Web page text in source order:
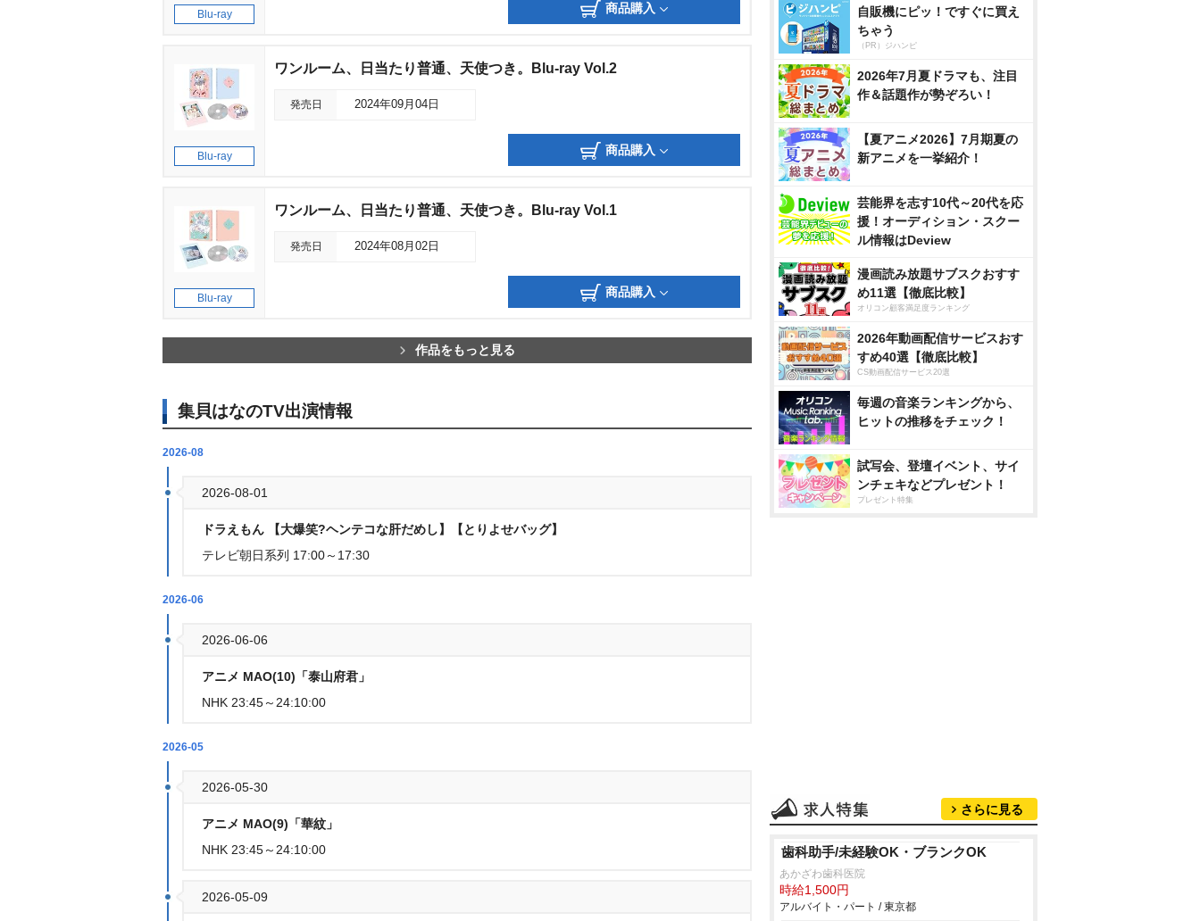
Blu-ray 商品購入
Blu-ray
ワンルーム、日当たり普通、天使つき。Blu-ray Vol.2
発売日 2024年09月04日
商品購入
Blu-ray
ワンルーム、日当たり普通、天使つき。Blu-ray Vol.1
発売日 2024年08月02日
商品購入
作品をもっと見る
集貝はなのTV出演情報
2026-08
2026-08-01
ドラえもん 【大爆笑?ヘンテコな肝だめし】【とりよせバッグ】
テレビ朝日系列 17:00～17:30
2026-06
2026-06-06
アニメ MAO(10)「泰山府君」
NHK 23:45～24:10:00
2026-05
2026-05-30
アニメ MAO(9)「華紋」
NHK 23:45～24:10:00
2026-05-09
自販機にピッ！ですぐに買え
ちゃう
（PR）ジハンピ
2026年7月夏ドラマも、注目
作＆話題作が勢ぞろい！
【夏アニメ2026】7月期夏の
新アニメを一挙紹介！
芸能界を志す10代～20代を応
援！オーディション・スクー
ル情報はDeview
漫画読み放題サブスクおすす
め11選【徹底比較】
オリコン顧客満足度ランキング
2026年動画配信サービスおす
すめ40選【徹底比較】
CS動画配信サービス20選
毎週の音楽ランキングから、
ヒットの推移をチェック！
試写会、登壇イベント、サイ
ンチェキなどプレゼント！
プレゼント特集
さらに見る
歯科助手/未経験OK・ブランクOK
あかざわ歯科医院
時給1,500円
アルバイト・パート / 東京都